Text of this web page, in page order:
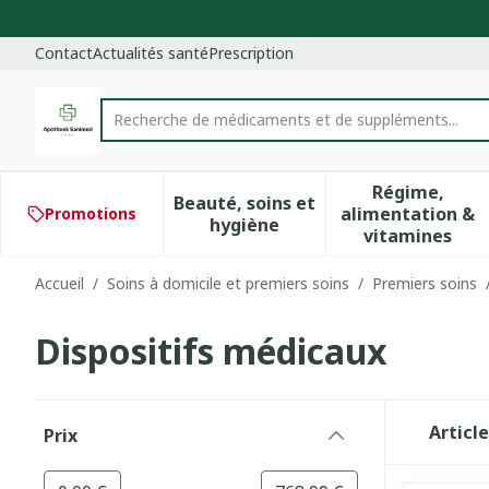
ContactActualités santéPrescription
Rechercher
Recherche de médicaments et de
Promotions
Beauté, soins et
hygièneAfficher le sous-menu pour
Régime,
alimentation &
vitamines
Afficher
Accueil / Soins à domicile et premiers soins / Premiers soins
Dispositifs médicaux
Prix